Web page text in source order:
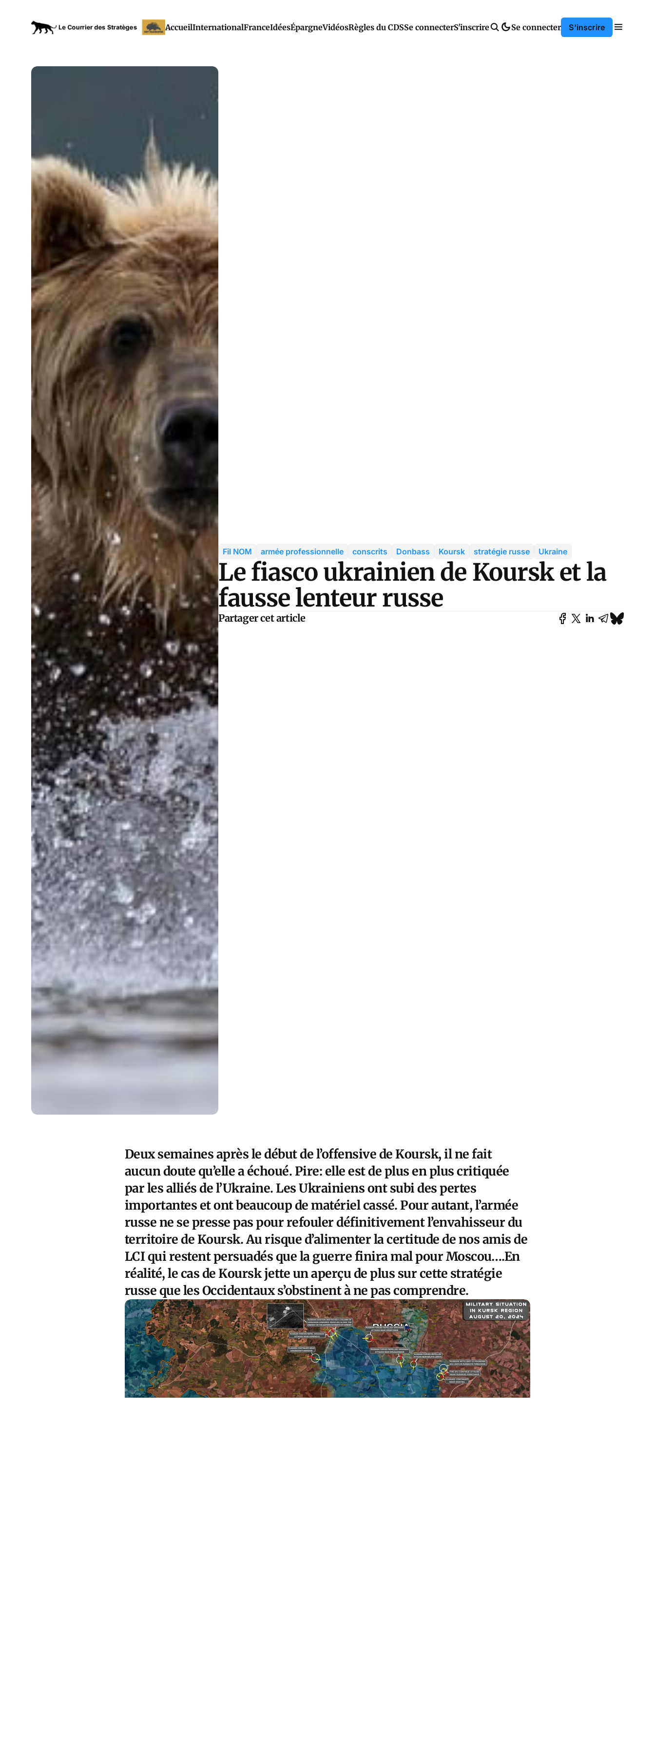
AccueilInternationalFranceIdéesÉpargneVidéosRègles du CDSSe connecterS'inscrire Se connecter S'inscrire
Fil NOM armée professionnelle conscrits Donbass Koursk stratégie russe Ukraine
Le fiasco ukrainien de Koursk et la
fausse lenteur russe
Partager cet article
Deux semaines après le début de l’offensive de Koursk, il ne fait
aucun doute qu’elle a échoué. Pire: elle est de plus en plus critiquée
par les alliés de l’Ukraine. Les Ukrainiens ont subi des pertes
importantes et ont beaucoup de matériel cassé. Pour autant, l’armée
russe ne se presse pas pour refouler définitivement l’envahisseur du
territoire de Koursk. Au risque d’alimenter la certitude de nos amis de
LCI qui restent persuadés que la guerre finira mal pour Moscou….En
réalité, le cas de Koursk jette un aperçu de plus sur cette stratégie
russe que les Occidentaux s’obstinent à ne pas comprendre.